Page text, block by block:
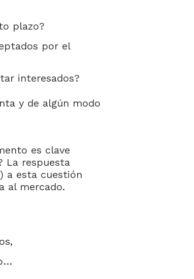
plazo?
por el
interesados?
y de algún modo
es clave
La respuesta
a esta cuestión
al mercado.